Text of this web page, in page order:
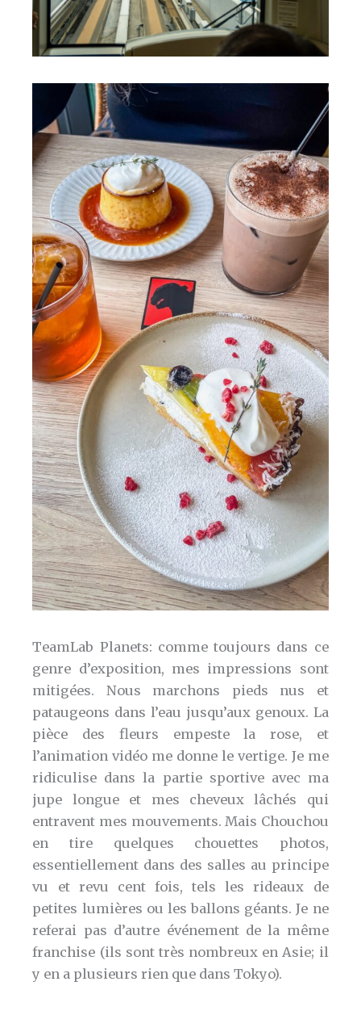
TeamLab Planets: comme toujours dans ce
genre d’exposition, mes impressions sont
mitigées. Nous marchons pieds nus et
pataugeons dans l’eau jusqu’aux genoux. La
pièce des fleurs empeste la rose, et
l’animation vidéo me donne le vertige. Je me
ridiculise dans la partie sportive avec ma
jupe longue et mes cheveux lâchés qui
entravent mes mouvements. Mais Chouchou
en tire quelques chouettes photos,
essentiellement dans des salles au principe
vu et revu cent fois, tels les rideaux de
petites lumières ou les ballons géants. Je ne
referai pas d’autre événement de la même
franchise (ils sont très nombreux en Asie; il
y en a plusieurs rien que dans Tokyo).